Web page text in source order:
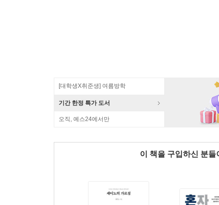
[대학생X취준생] 여름방학
기간 한정 특가 도서
오직, 예스24에서만
이 책을 구입하신 분